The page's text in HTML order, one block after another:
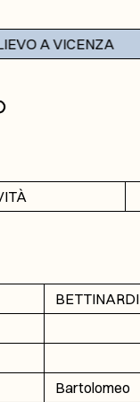
A VICENZA
BETTINARDI
Bartolomeo